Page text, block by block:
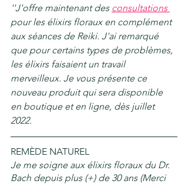
''J'offre maintenant des consultations
pour les élixirs floraux en complément
aux séances de Reiki. J'ai remarqué
que pour certains types de problèmes,
les élixirs faisaient un travail
merveilleux. Je vous présente ce
nouveau produit qui sera disponible
en boutique et en ligne, dès juillet
2022.
REMÈDE NATUREL
Je me soigne aux élixirs floraux du Dr.
Bach depuis plus (+) de 30 ans (Merci